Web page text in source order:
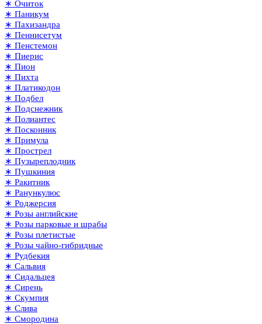
∗ Очиток
∗ Паникум
∗ Пахизандра
∗ Пеннисетум
∗ Пенстемон
∗ Пиерис
∗ Пион
∗ Пихта
∗ Платикодон
∗ Подбел
∗ Подснежник
∗ Полиантес
∗ Посконник
∗ Примула
∗ Прострел
∗ Пузыреплодник
∗ Пушкиния
∗ Ракитник
∗ Ранункулюс
∗ Роджерсия
∗ Розы английские
∗ Розы парковые и шрабы
∗ Розы плетистые
∗ Розы чайно-гибридные
∗ Рудбекия
∗ Сальвия
∗ Сидальцея
∗ Сирень
∗ Скумпия
∗ Слива
∗ Смородина